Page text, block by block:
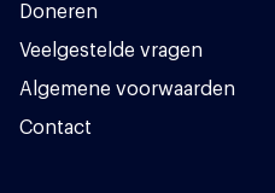
Doneren
Veelgestelde vragen
Algemene voorwaarden
Contact